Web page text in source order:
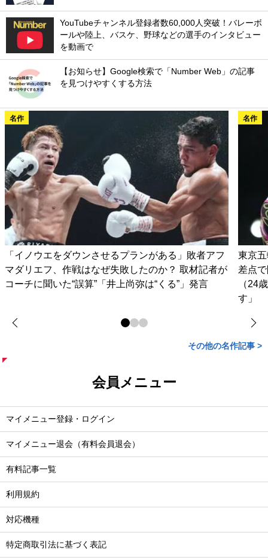
YouTubeチャンネル登録者数60,000人突破！バレーボ
ールや陸上、バスケ、野球などの選手のインタビュー
を動画で
【お知らせ】Google検索で「Number Web」の記事
を見つけやすくする方法
名作
「イノウエをダウンさせるプランがある」敗者アフ
マダリエフ、作戦はなぜ失敗したのか？ 取材記者が
コーチに聞いた“誤算”「井上尚弥は“くる”」発言
名作
東京
差点
（24
す」
その他の名作記事 >
会員メニュー
マイメニュー登録・ログイン
マイメニュー退会（有料会員退会）
有料記事一覧
利用規約
対応機種
特定商取引法に基づく表記